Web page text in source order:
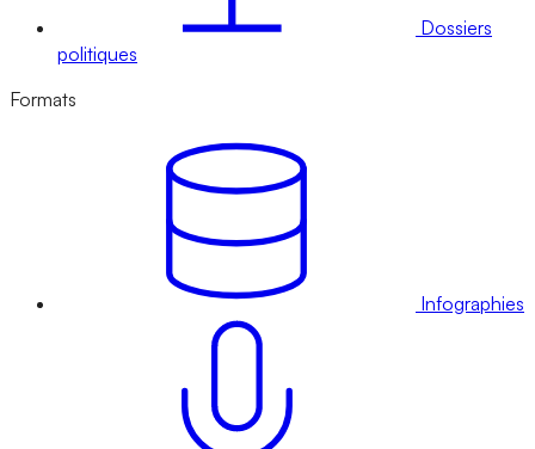
Dossiers
politiques
Formats
Infographies